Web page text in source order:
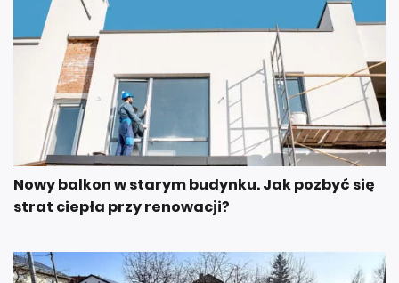
Nowy balkon w starym budynku. Jak pozbyć się
strat ciepła przy renowacji?